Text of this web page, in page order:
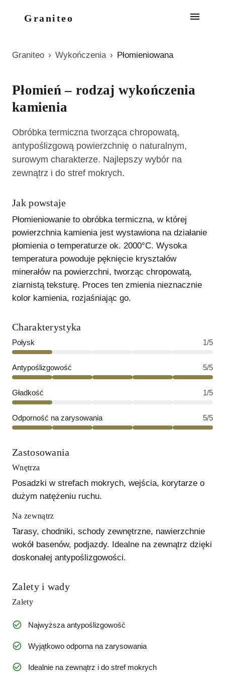
Graniteo
Graniteo › Wykończenia › Płomieniowana
Płomień – rodzaj wykończenia
kamienia
Obróbka termiczna tworząca chropowatą,
antypoślizgową powierzchnię o naturalnym,
surowym charakterze. Najlepszy wybór na
zewnątrz i do stref mokrych.
Jak powstaje
Płomieniowanie to obróbka termiczna, w której
powierzchnia kamienia jest wystawiona na działanie
płomienia o temperaturze ok. 2000°C. Wysoka
temperatura powoduje pęknięcie kryształów
minerałów na powierzchni, tworząc chropowatą,
ziarnistą teksturę. Proces ten zmienia nieznacznie
kolor kamienia, rozjaśniając go.
Charakterystyka
Połysk 1/5
Antypoślizgowość 5/5
Gładkość 1/5
Odporność na zarysowania 5/5
Zastosowania
Wnętrza
Posadzki w strefach mokrych, wejścia, korytarze o
dużym natężeniu ruchu.
Na zewnątrz
Tarasy, chodniki, schody zewnętrzne, nawierzchnie
wokół basenów, podjazdy. Idealne na zewnątrz dzięki
doskonałej antypoślizgowości.
Zalety i wady
Zalety
Najwyższa antypoślizgowość
Wyjątkowo odporna na zarysowania
Idealnie na zewnątrz i do stref mokrych